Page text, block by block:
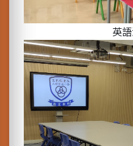
英